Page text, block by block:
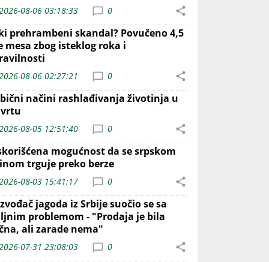
08-06 03:18:33 0
prehrambeni skandal? Povučeno 4,5
mesa zbog isteklog roka i
08-06 02:27:21 0
načini rashlađivanja životinja u
vrtu
08-05 12:51:40 0
mogućnost da se srpskom
trguje preko berze
08-03 15:41:17 0
jagoda iz Srbije suočio se sa
problemom - "Prodaja je bila
ali zarade nema"
07-31 23:08:03 0